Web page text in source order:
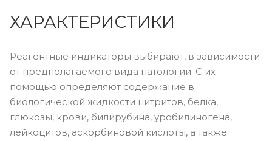
ХАРАКТЕРИСТИКИ
Реагентные индикаторы выбирают, в зависимости
от предполагаемого вида патологии. С их
помощью определяют содержание в
биологической жидкости нитритов, белка,
глюкозы, крови, билирубина, уробилиногена,
лейкоцитов, аскорбиновой кислоты, а также